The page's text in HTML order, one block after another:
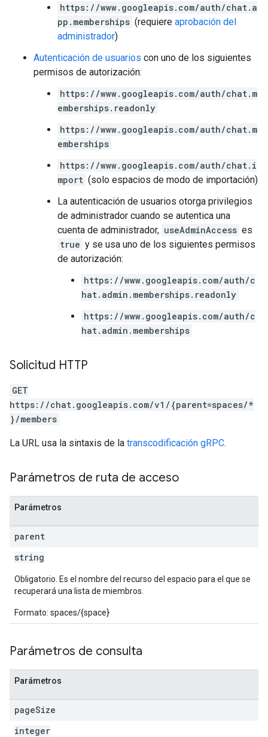
https://www.googleapis.com/auth/chat.a
pp.memberships (requiere aprobación del
administrador)
Autenticación de usuarios con uno de los siguientes
permisos de autorización:
https://www.googleapis.com/auth/chat.m
emberships.readonly
https://www.googleapis.com/auth/chat.m
emberships
https://www.googleapis.com/auth/chat.i
mport (solo espacios de modo de importación)
La autenticación de usuarios otorga privilegios
de administrador cuando se autentica una
cuenta de administrador, useAdminAccess es
true y se usa uno de los siguientes permisos
de autorización:
https://www.googleapis.com/auth/c
hat.admin.memberships.readonly
https://www.googleapis.com/auth/c
hat.admin.memberships
Solicitud HTTP
GET
https://chat.googleapis.com/v1/{parent=spaces/*
}/members
La URL usa la sintaxis de la transcodificación gRPC.
Parámetros de ruta de acceso
Parámetros
parent
string
Obligatorio. Es el nombre del recurso del espacio para el que se
recuperará una lista de miembros.
Formato: spaces/{space}
Parámetros de consulta
Parámetros
pageSize
integer